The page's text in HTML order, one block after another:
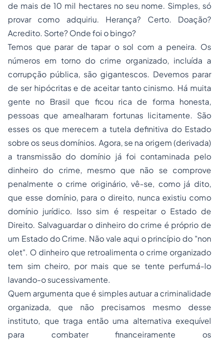
de mais de 10 mil hectares no seu nome. Simples, só
provar como adquiriu. Herança? Certo. Doação?
Acredito. Sorte? Onde foi o bingo?
Temos que parar de tapar o sol com a peneira. Os
números em torno do crime organizado, incluída a
corrupção pública, são gigantescos. Devemos parar
de ser hipócritas e de aceitar tanto cinismo. Há muita
gente no Brasil que ficou rica de forma honesta,
pessoas que amealharam fortunas licitamente. São
esses os que merecem a tutela definitiva do Estado
sobre os seus domínios. Agora, se na origem (derivada)
a transmissão do domínio já foi contaminada pelo
dinheiro do crime, mesmo que não se comprove
penalmente o crime originário, vê-se, como já dito,
que esse domínio, para o direito, nunca existiu como
domínio jurídico. Isso sim é respeitar o Estado de
Direito. Salvaguardar o dinheiro do crime é próprio de
um Estado do Crime. Não vale aqui o princípio do "non
olet". O dinheiro que retroalimenta o crime organizado
tem sim cheiro, por mais que se tente perfumá-lo
lavando-o sucessivamente.
Quem argumenta que é simples autuar a criminalidade
organizada, que não precisamos mesmo desse
instituto, que traga então uma alternativa exequível
para combater financeiramente os